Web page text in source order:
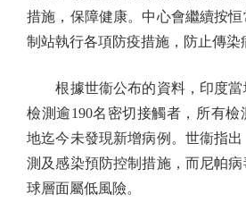
措施，保障健康。中心會繼續按
制站執行各項防疫措施，防止傳染
根據世衞公布的資料，印度當
檢測逾190名密切接觸者，所有檢
地迄今未發現新增病例。世衞指
測及感染預防控制措施，而尼帕
球層面屬低風險。